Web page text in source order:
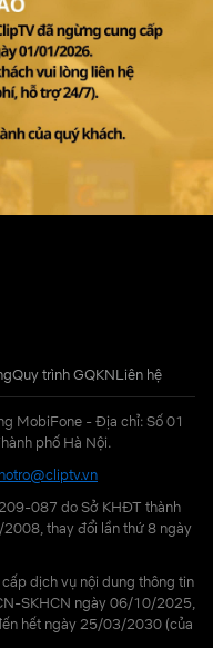
Quy trình GQKNLiên hệ
MobiFone - Địa chỉ: Số 01
phố Hà Nội.
hotro@cliptv.vn
087 do Sở KHĐT thành
thay đổi lần thứ 8 ngày
dịch vụ nội dung thông tin
SKHCN ngày 06/10/2025,
hết ngày 25/03/2030 (của